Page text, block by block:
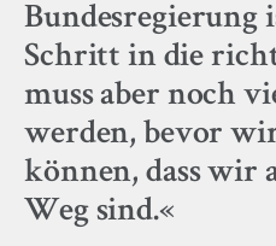
Bundesregierung
Schritt in die
muss aber noch
werden, bevor
können, dass wir
Weg sind.«